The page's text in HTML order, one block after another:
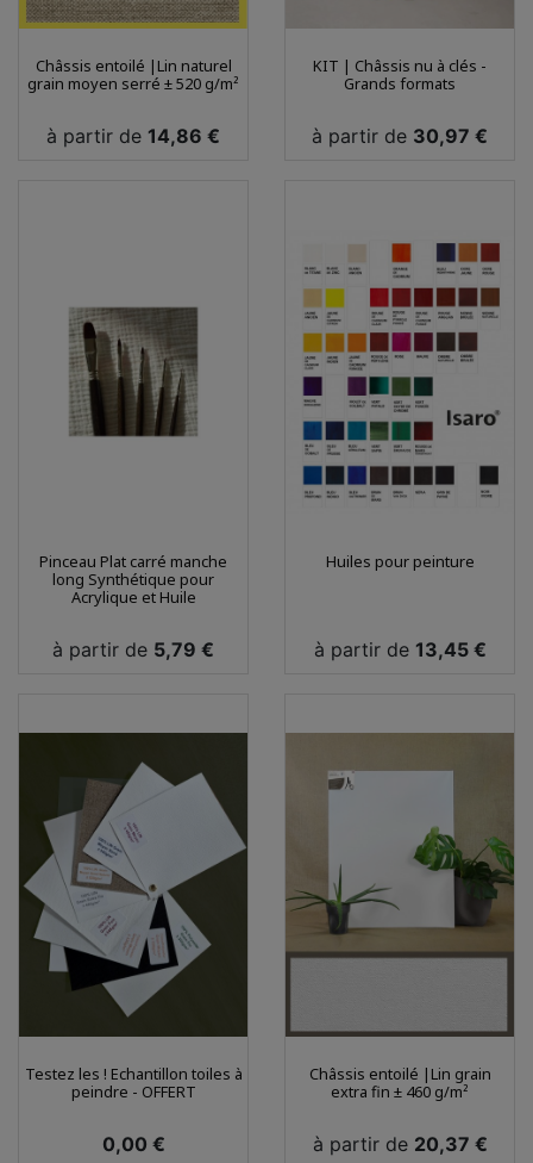
Châssis entoilé |Lin naturel
grain moyen serré ± 520 g/m²
Prix
à partir de 14,86 €
KIT | Châssis nu à clés -
Grands formats
Prix
à partir de 30,97 €
Pinceau Plat carré manche
long Synthétique pour
Acrylique et Huile
Prix
à partir de 5,79 €
Huiles pour peinture
Prix
à partir de 13,45 €
Testez les ! Echantillon toiles à
peindre - OFFERT
Prix
0,00 €
Châssis entoilé |Lin grain
extra fin ± 460 g/m²
Prix
à partir de 20,37 €